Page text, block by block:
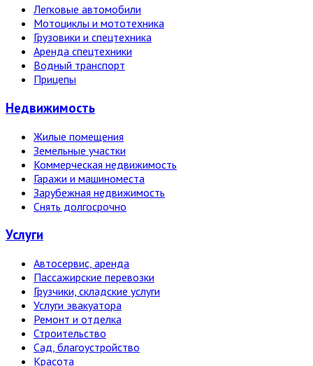
Легковые автомобили
Мотоциклы и мототехника
Грузовики и спецтехника
Аренда спецтехники
Водный транспорт
Прицепы
Недвижи­мость
Жилые помещения
Земельные участки
Коммерческая недвижимость
Гаражи и машиноместа
Зарубежная недвижимость
Снять долгосрочно
Услуги
Автосервис, аренда
Пассажирские перевозки
Грузчики, складские услуги
Услуги эвакуатора
Ремонт и отделка
Строительство
Сад, благоустройство
Красота